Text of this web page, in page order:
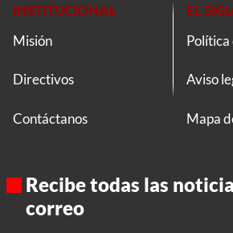
INSTITUCIONAL
Misión
Directivos
Contáctanos
EL
Aviso
Mapa
Recibe todas las
correo